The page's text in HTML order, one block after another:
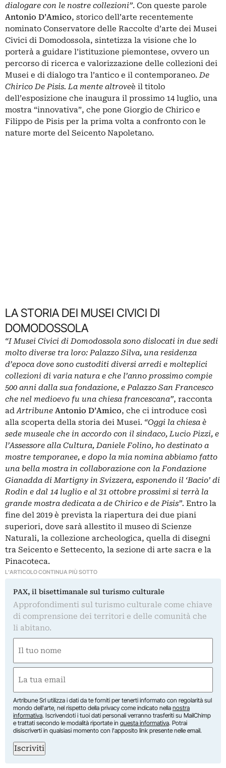
dialogare con le nostre collezioni”. Con queste parole
Antonio D’Amico, storico dell’arte recentemente
nominato Conservatore delle Raccolte d’arte dei Musei
Civici di Domodossola, sintetizza la visione che lo
porterà a guidare l’istituzione piemontese, ovvero un
percorso di ricerca e valorizzazione delle collezioni dei
Musei e di dialogo tra l’antico e il contemporaneo.De
Chirico De Pisis. La mente altroveè il titolo
dell’esposizione che inaugura il prossimo 14 luglio, una
mostra “innovativa”, che pone Giorgio de Chirico e
Filippo de Pisis per la prima volta a confronto con le
nature morte del Seicento Napoletano.
LA STORIA DEI MUSEI CIVICI DI
DOMODOSSOLA
“I Musei Civici di Domodossola sono dislocati in due sedi
molto diverse tra loro: Palazzo Silva, una residenza
d’epoca dove sono custoditi diversi arredi e molteplici
collezioni di varia natura e che l’anno prossimo compie
500 anni dalla sua fondazione, e Palazzo San Francesco
che nel medioevo fu una chiesa francescana”, racconta
adArtribune Antonio D’Amico, che ci introduce così
alla scoperta della storia dei Musei. “Oggi la chiesa è
sede museale che in accordo con il sindaco, Lucio Pizzi, e
l’Assessore alla Cultura, Daniele Folino, ho destinato a
mostre temporanee, e dopo la mia nomina abbiamo fatto
una bella mostra in collaborazione con la Fondazione
Gianadda di Martigny in Svizzera, esponendo il ‘Bacio’ di
Rodin e dal 14 luglio e al 31 ottobre prossimi si terrà la
grande mostra dedicata a de Chirico e de Pisis”. Entro la
fine del 2019 è prevista la riapertura dei due piani
superiori, dove sarà allestito il museo di Scienze
Naturali, la collezione archeologica, quella di disegni
tra Seicento e Settecento, la sezione di arte sacra e la
Pinacoteca.
L'ARTICOLO CONTINUA PIÙ SOTTO
PAX, il bisettimanale sul turismo culturale
Approfondimenti sul turismo culturale come chiave
di comprensione dei territori e delle comunità che
li abitano.
(Obbligatorio)
Nome
(Obbligatorio)
Artribune Srl utilizza i dati da te forniti per tenerti informato con regolarità sul
mondo dell'arte, nel rispetto della privacy come indicato nella nostra
informativa. Iscrivendoti i tuoi dati personali verranno trasferiti su MailChimp
e trattati secondo le modalità riportate in questa informativa. Potrai
disiscriverti in qualsiasi momento con l'apposito link presente nelle email.
Iscriviti